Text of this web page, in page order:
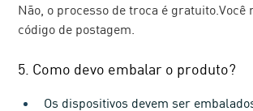
Não, o processo de troca é gratuito.Você
código de postagem.
5. Como devo embalar o produto?
Os dispositivos devem ser